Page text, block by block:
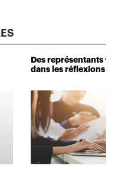
Des représentants
dans les réflexions de